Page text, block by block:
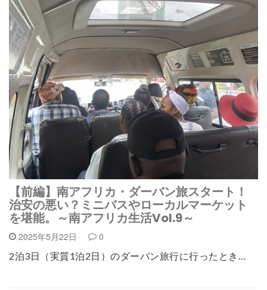
【前編】南アフリカ・ダーバン旅スタート！
治安の悪い？ミニバスやローカルマーケット
を堪能。～南アフリカ生活Vol.9～
2025年5月22日 0
2泊3日（実質1泊2日）のダーバン旅行に行ったとき…